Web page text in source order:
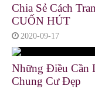
Chia Sẻ Cách
CUỐN HÚT
2020-09-17
Những Điều Cần
Chung Cư Đẹp